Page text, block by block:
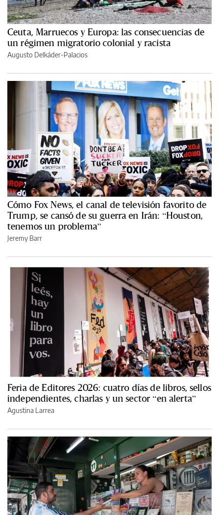
Ceuta, Marruecos y Europa: las consecuencias de
un régimen migratorio colonial y racista
Augusto Delkáder-Palacios
Cómo Fox News, el canal de televisión favorito de
Trump, se cansó de su guerra en Irán: “Houston,
tenemos un problema”
Jeremy Barr
Feria de Editores 2026: cuatro días de libros, sellos
independientes, charlas y un sector “en alerta”
Agustina Larrea